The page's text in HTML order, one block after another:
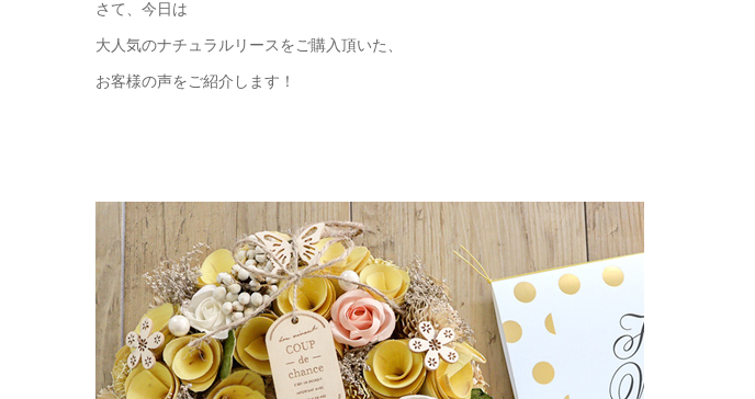
さて、今日は
大人気のナチュラルリースをご購入頂いた、
お客様の声をご紹介します！